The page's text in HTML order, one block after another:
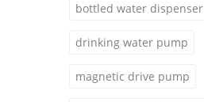
bottled water dispenser
drinking water pump
magnetic drive pump